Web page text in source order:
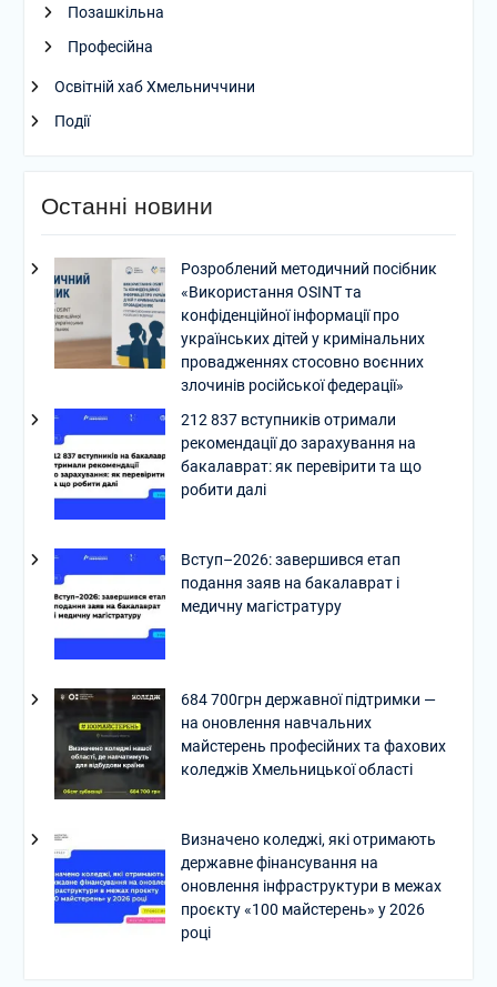
Позашкільна
Професійна
Освітній хаб Хмельниччини
Події
Останні новини
Розроблений методичний посібник
«Використання OSINT та
конфіденційної інформації про
українських дітей у кримінальних
провадженнях стосовно воєнних
злочинів російської федерації»
212 837 вступників отримали
рекомендації до зарахування на
бакалаврат: як перевірити та що
робити далі
Вступ–2026: завершився етап
подання заяв на бакалаврат і
медичну магістратуру
684 700грн державної підтримки —
на оновлення навчальних
майстерень професійних та фахових
коледжів Хмельницької області
Визначено коледжі, які отримають
державне фінансування на
оновлення інфраструктури в межах
проєкту «100 майстерень» у 2026
році